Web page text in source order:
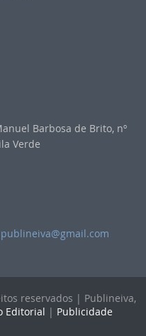
Barbosa de Brito, nº
Verde
publineiva@gmail.com
reservados | Publineiva,
Editorial | Publicidade